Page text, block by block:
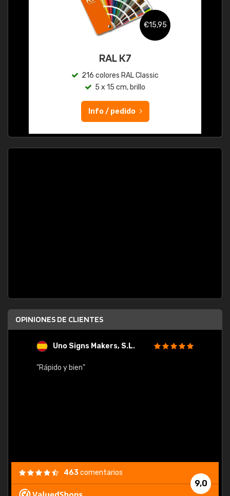
€15,95
RAL K7
216 colores RAL Classic
5 x 15 cm, brillo
Info / pedido
OPINIONES DE CLIENTES
Uno Signs Makers, S.L.
"Rápido y bien"
9,0
463comentarios